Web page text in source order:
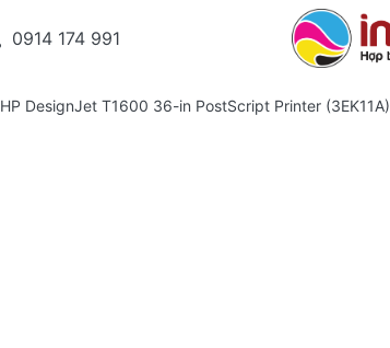
0914 174 991
HP DesignJet T1600 36-in PostScript Printer (3EK11A)